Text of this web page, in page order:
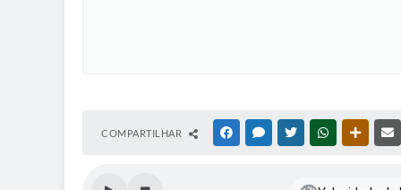
COMPARTILHAR FACEBOOKMESSENGER
TWITTERWHATSAPP